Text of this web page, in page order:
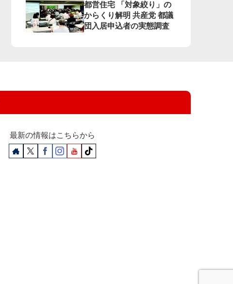
都営住宅 「対象絞り」の
からくり解明 共産党 都議
団入居申込者の実態調査
最新の情報はこちらから